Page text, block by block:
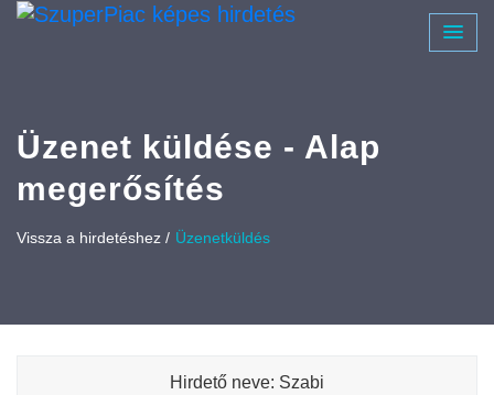
Üzenet küldése - Alap
megerősítés
Vissza a hirdetéshez / Üzenetküldés
Hirdető neve: Szabi